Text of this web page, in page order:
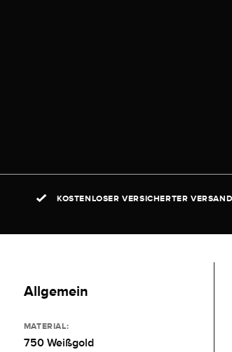
KOSTENLOSER VERSICHERTER
Allgemein
MATERIAL:
750 Weißgold